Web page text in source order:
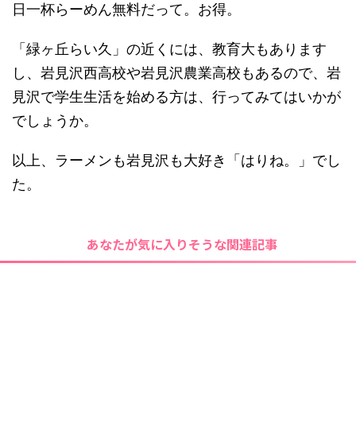
日一杯らーめん無料だって。お得。
「緑ヶ丘らい久」の近くには、教育大もあります
し、岩見沢西高校や岩見沢農業高校もあるので、岩
見沢で学生生活を始める方は、行ってみてはいかが
でしょうか。
以上、ラーメンも岩見沢も大好き「はりね。」でし
た。
あなたが気に入りそうな関連記事